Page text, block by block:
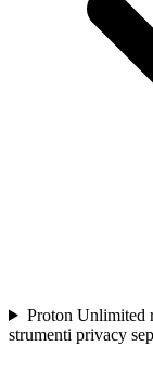
Proton Unlimited
strumenti privacy